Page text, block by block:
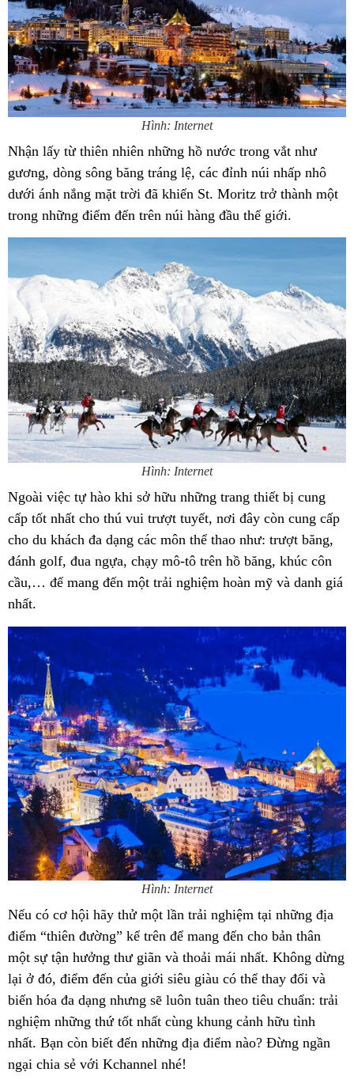
Hình: Internet
Nhận lấy từ thiên nhiên những hồ nước trong vắt như
gương, dòng sông băng tráng lệ, các đỉnh núi nhấp nhô
dưới ánh nắng mặt trời đã khiến St. Moritz trở thành một
trong những điểm đến trên núi hàng đầu thế giới.
Hình: Internet
Ngoài việc tự hào khi sở hữu những trang thiết bị cung
cấp tốt nhất cho thú vui trượt tuyết, nơi đây còn cung cấp
cho du khách đa dạng các môn thể thao như: trượt băng,
đánh golf, đua ngựa, chạy mô-tô trên hồ băng, khúc côn
cầu,… để mang đến một trải nghiệm hoàn mỹ và danh giá
nhất.
Hình: Internet
Nếu có cơ hội hãy thử một lần trải nghiệm tại những địa
điểm “thiên đường” kể trên để mang đến cho bản thân
một sự tận hưởng thư giãn và thoải mái nhất. Không dừng
lại ở đó, điểm đến của giới siêu giàu có thể thay đổi và
biến hóa đa dạng nhưng sẽ luôn tuân theo tiêu chuẩn: trải
nghiệm những thứ tốt nhất cùng khung cảnh hữu tình
nhất. Bạn còn biết đến những địa điểm nào? Đừng ngần
ngại chia sẻ với Kchannel nhé!